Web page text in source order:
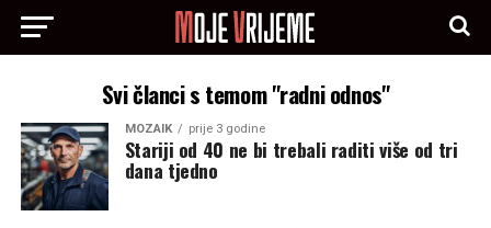
Svi članci s temom "radni odnos"
MOZAIK prije 3 godine
Stariji od 40 ne bi trebali raditi više od tri
dana tjedno